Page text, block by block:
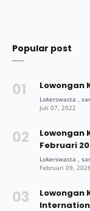
Popular post
Lowongan
Lowongan
Februari
Lowongan